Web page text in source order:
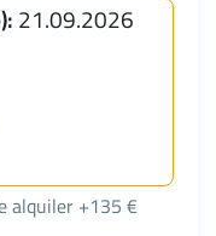
21.09.2026
alquiler +135 €